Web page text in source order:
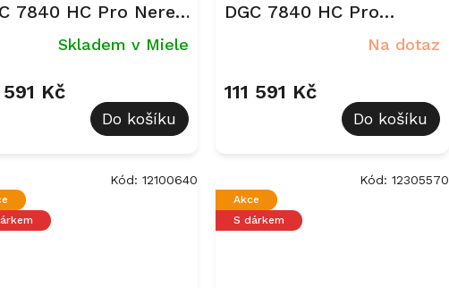
7840 HC Pro Nerez
Skladem v Miele
591 Kč
Do košíku
DGC 7840 HC Pro
Na dotaz
111 591 Kč
Do košíku
Kód: 12100640
Akce
S dárkem
Kód: 12305570